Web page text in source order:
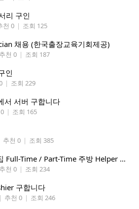
리 구인
천 0 | 조회 125
채용 (한국출장교육기회제공)
추천 0 | 조회 187
인
| 조회 229
서 서버 구합니다
| 조회 165
추천 0 | 조회 385
Silverdale 근처 일식집 Full-Time / Part-Time 주방 Helper 구합니다.
추천 0 | 조회 234
구합니다
| 추천 0 | 조회 246